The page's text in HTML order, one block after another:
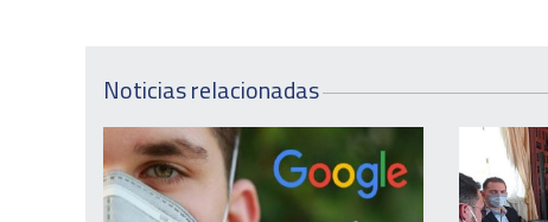
Noticias relacionadas